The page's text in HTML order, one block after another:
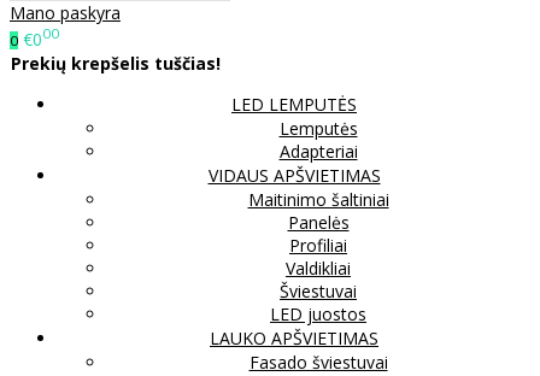
Mano paskyra
0 €000
Prekių krepšelis tuščias!
LED LEMPUTĖS
Lemputės
Adapteriai
VIDAUS APŠVIETIMAS
Maitinimo šaltiniai
Panelės
Profiliai
Valdikliai
Šviestuvai
LED juostos
LAUKO APŠVIETIMAS
Fasado šviestuvai